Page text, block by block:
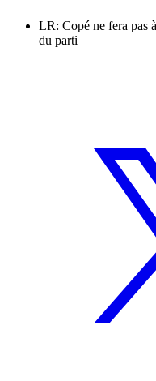
LR: Copé ne fera pas
du parti